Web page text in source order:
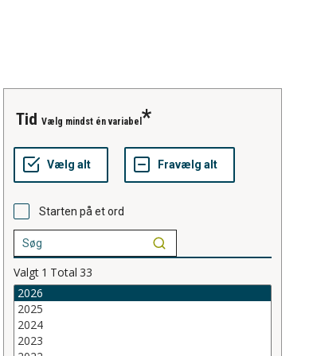
tid Vælg mindst én variabel
Starten på et ord
Valgt 1 Total 33